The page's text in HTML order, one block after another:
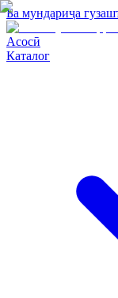
Ба мундариҷа
Асосӣ
Каталог